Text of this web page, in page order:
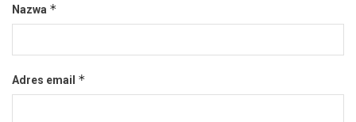
Nazwa *
Adres email *